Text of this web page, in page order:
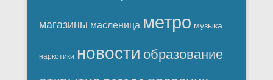
магазины масленица метро музыка
наркотики новости образование